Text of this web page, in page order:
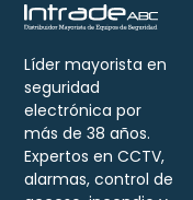
Líder mayorista en
seguridad
electrónica por
más de 38 años.
Expertos en CCTV,
alarmas, control de